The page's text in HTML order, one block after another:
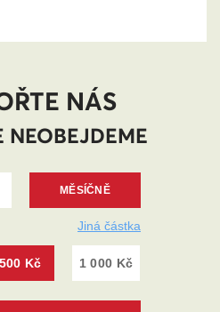
NÁS
NEOBEJDEME